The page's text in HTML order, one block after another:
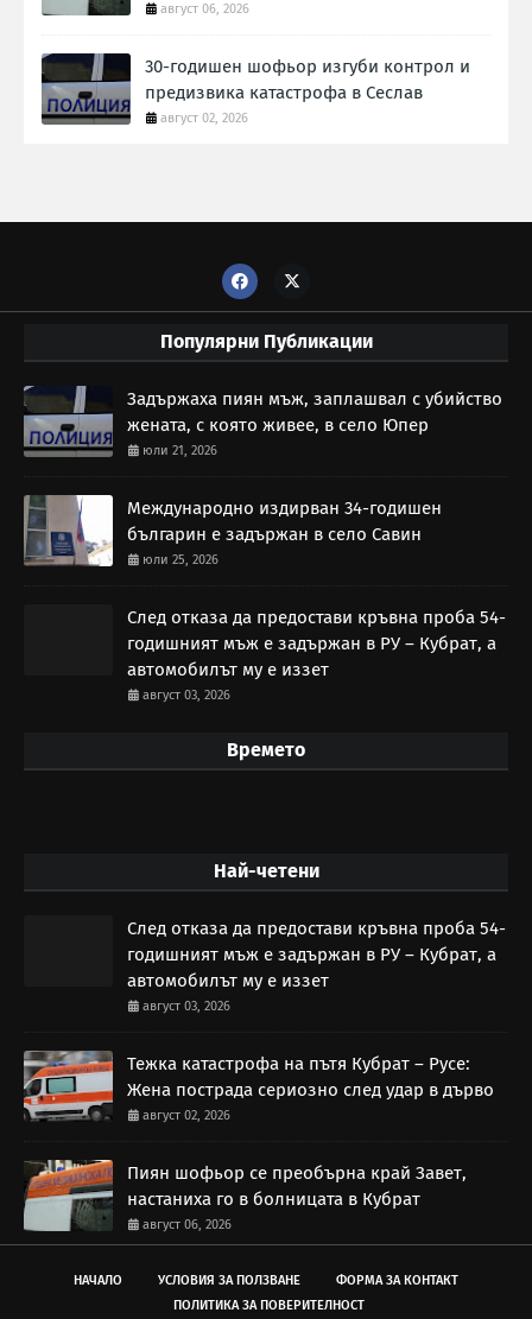
август 06, 2026
30-годишен шофьор изгуби контрол и
предизвика катастрофа в Сеслав
август 02, 2026
Популярни Публикации
Задържаха пиян мъж, заплашвал с убийство
жената, с която живее, в село Юпер
юли 21, 2026
Международно издирван 34-годишен
българин е задържан в село Савин
юли 25, 2026
След отказа да предостави кръвна проба 54-
годишният мъж е задържан в РУ – Кубрат, а
автомобилът му е иззет
август 03, 2026
Времето
Най-четени
След отказа да предостави кръвна проба 54-
годишният мъж е задържан в РУ – Кубрат, а
автомобилът му е иззет
август 03, 2026
Тежка катастрофа на пътя Кубрат – Русе:
Жена пострада сериозно след удар в дърво
август 02, 2026
Пиян шофьор се преобърна край Завет,
настаниха го в болницата в Кубрат
август 06, 2026
НАЧАЛО УСЛОВИЯ ЗА ПОЛЗВАНЕ
ФОРМА ЗА КОНТАКТ
ПОЛИТИКА ЗА ПОВЕРИТЕЛНОСТ